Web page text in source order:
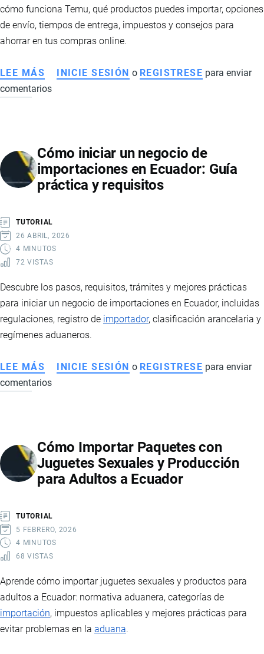
cómo funciona Temu, qué productos puedes importar, opciones
de envío, tiempos de entrega, impuestos y consejos para
ahorrar en tus compras online.
LEE MÁS SOBRE
CÓMO
TEMU
A
ECUADOR:
INICIE SESIÓN o REGISTRESE para enviar
comentarios
Cómo iniciar un negocio de
importaciones en Ecuador: Guía
práctica y requisitos
TUTORIAL
26 ABRIL, 2026
4 MINUTOS
72 VISTAS
Descubre los pasos, requisitos, trámites y mejores prácticas
para iniciar un negocio de importaciones en Ecuador, incluidas
regulaciones, registro de importador, clasificación arancelaria y
regímenes aduaneros.
LEE MÁS SOBRE
CÓMO
DE
IMPORTACIONES
EN
PRÁCTICA
Y
REQUISITOS
INICIE SESIÓN o REGISTRESE para enviar
comentarios
Cómo Importar Paquetes con
Juguetes Sexuales y Producción
para Adultos a Ecuador
TUTORIAL
5 FEBRERO, 2026
4 MINUTOS
68 VISTAS
Aprende cómo importar juguetes sexuales y productos para
adultos a Ecuador: normativa aduanera, categorías de
importación, impuestos aplicables y mejores prácticas para
evitar problemas en la aduana.